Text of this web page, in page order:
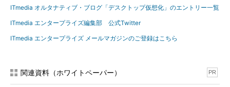
ITmedia オルタナティブ・ブログ「デスクトップ仮想化」のエントリー一覧
ITmedia エンタープライズ編集部 公式Twitter
ITmedia エンタープライズ メールマガジンのご登録はこちら
関連資料（ホワイトペーパー） PR